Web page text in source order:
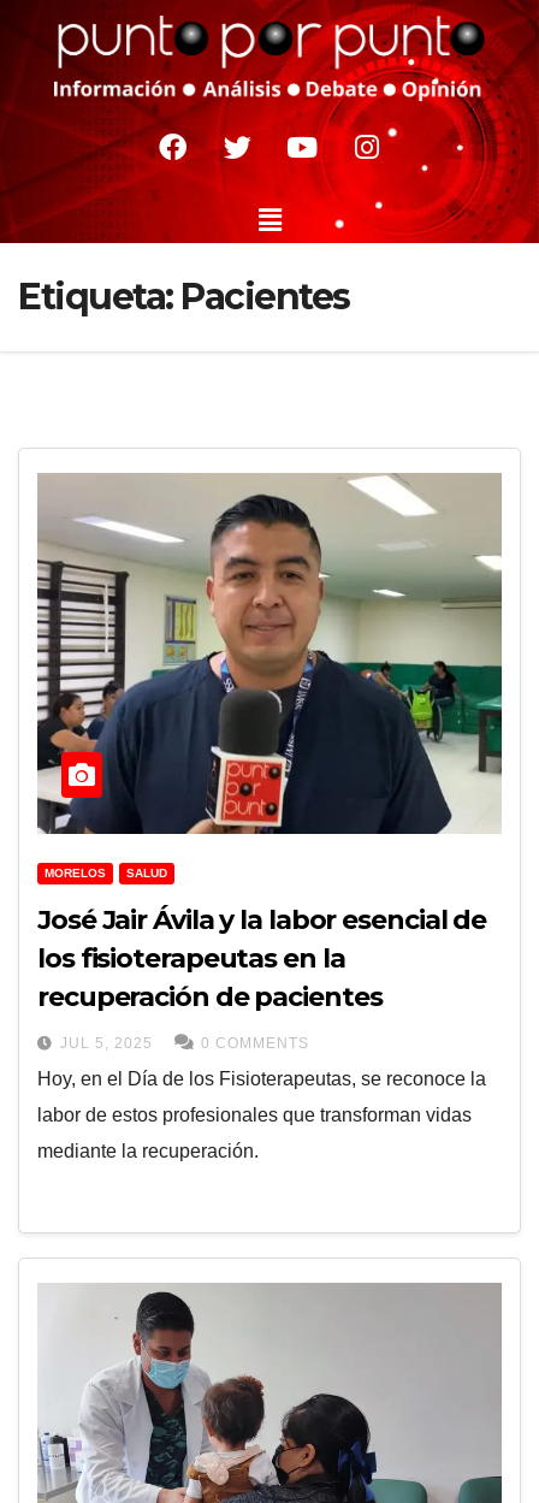
Etiqueta: Pacientes
MORELOS SALUD
José Jair Ávila y la labor esencial de
los fisioterapeutas en la
recuperación de pacientes
JUL 5, 2025 0 COMMENTS
Hoy, en el Día de los Fisioterapeutas, se reconoce la
labor de estos profesionales que transforman vidas
mediante la recuperación.